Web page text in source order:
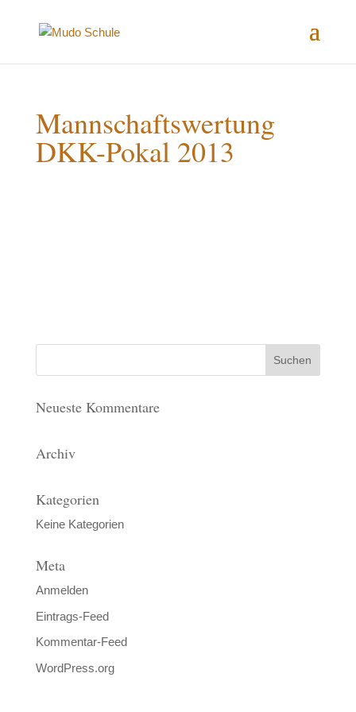
Mannschaftswertung
DKK-Pokal 2013
Neueste Kommentare
Archiv
Kategorien
Keine Kategorien
Meta
Anmelden
Eintrags-Feed
Kommentar-Feed
WordPress.org